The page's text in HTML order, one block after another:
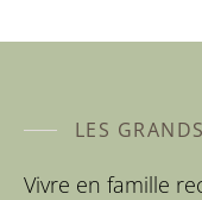
LES
Vivre en famille